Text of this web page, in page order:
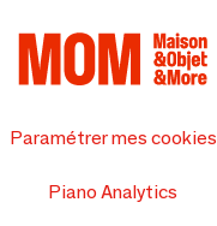
Paramétrer mes cookies
Piano Analytics